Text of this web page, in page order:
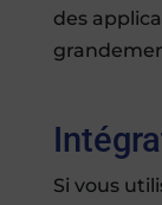
des
Si vous